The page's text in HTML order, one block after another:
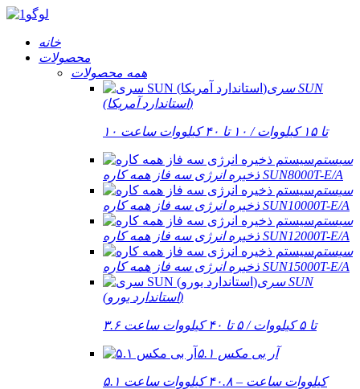
خانه
محصولات
همه محصولات
سری SUN
(استاندارد آمریکا)
۱۰ تا ۱۵ کیلووات / ۱۰ تا ۴۰ کیلووات ساعت
سیستم
ذخیره انرژی سه فاز همه کاره SUN8000T-E/A
سیستم
ذخیره انرژی سه فاز همه کاره SUN10000T-E/A
سیستم
ذخیره انرژی سه فاز همه کاره SUN12000T-E/A
سیستم
ذخیره انرژی سه فاز همه کاره SUN15000T-E/A
سری SUN
(استاندارد یورو)
۳.۶ تا ۵ کیلووات / ۵ تا ۴۰ کیلووات ساعت
آر بی مکس ۵.۱
۵.۱ کیلووات ساعت – ۴۰.۸ کیلووات ساعت